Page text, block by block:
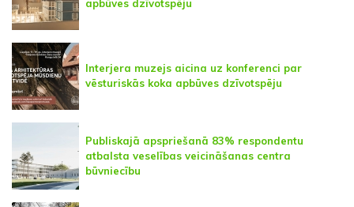
apbūves dzīvotspēju
Interjera muzejs aicina uz konferenci par
vēsturiskās koka apbūves dzīvotspēju
Publiskajā apspriešanā 83% respondentu
atbalsta veselības veicināšanas centra
būvniecību